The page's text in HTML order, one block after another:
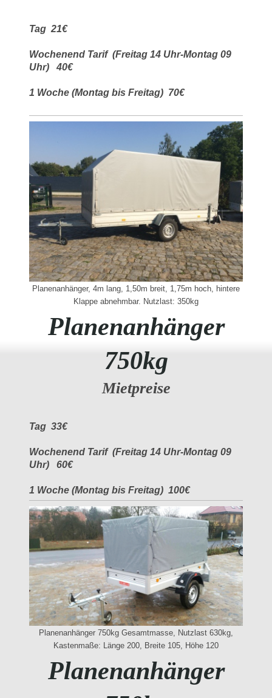
Tag 21€
Wochenend Tarif (Freitag 14 Uhr-Montag 09
Uhr) 40€
1 Woche (Montag bis Freitag) 70€
Planenanhänger, 4m lang, 1,50m breit, 1,75m hoch, hintere
Klappe abnehmbar. Nutzlast: 350kg
Planenanhänger
750kg
Mietpreise
Tag 33€
Wochenend Tarif (Freitag 14 Uhr-Montag 09
Uhr) 60€
1 Woche (Montag bis Freitag) 100€
Planenanhänger 750kg Gesamtmasse, Nutzlast 630kg,
Kastenmaße: Länge 200, Breite 105, Höhe 120
Planenanhänger